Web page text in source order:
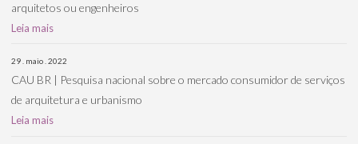
arquitetos ou engenheiros
Leia mais
29 . maio . 2022
CAU BR | Pesquisa nacional sobre o mercado consumidor de serviços
de arquitetura e urbanismo
Leia mais